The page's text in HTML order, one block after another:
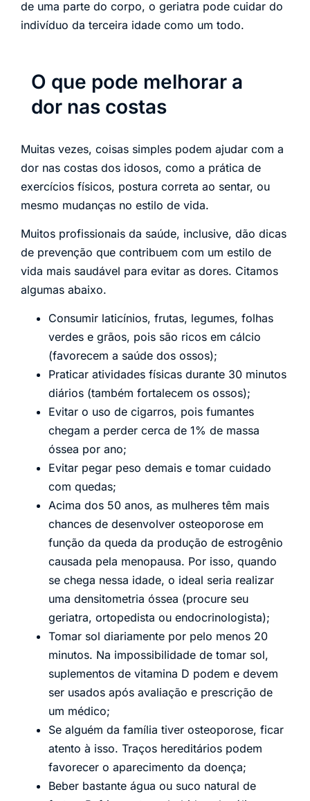
de uma parte do corpo, o geriatra pode cuidar do
indivíduo da terceira idade como um todo.
O que pode melhorar a
dor nas costas
Muitas vezes, coisas simples podem ajudar com a
dor nas costas dos idosos, como a prática de
exercícios físicos, postura correta ao sentar, ou
mesmo mudanças no estilo de vida.
Muitos profissionais da saúde, inclusive, dão dicas
de prevenção que contribuem com um estilo de
vida mais saudável para evitar as dores. Citamos
algumas abaixo.
Consumir laticínios, frutas, legumes, folhas
verdes e grãos, pois são ricos em cálcio
(favorecem a saúde dos ossos);
Praticar atividades físicas durante 30 minutos
diários (também fortalecem os ossos);
Evitar o uso de cigarros, pois fumantes
chegam a perder cerca de 1% de massa
óssea por ano;
Evitar pegar peso demais e tomar cuidado
com quedas;
Acima dos 50 anos, as mulheres têm mais
chances de desenvolver osteoporose em
função da queda da produção de estrogênio
causada pela menopausa. Por isso, quando
se chega nessa idade, o ideal seria realizar
uma densitometria óssea (procure seu
geriatra, ortopedista ou endocrinologista);
Tomar sol diariamente por pelo menos 20
minutos. Na impossibilidade de tomar sol,
suplementos de vitamina D podem e devem
ser usados após avaliação e prescrição de
um médico;
Se alguém da família tiver osteoporose, ficar
atento à isso. Traços hereditários podem
favorecer o aparecimento da doença;
Beber bastante água ou suco natural de